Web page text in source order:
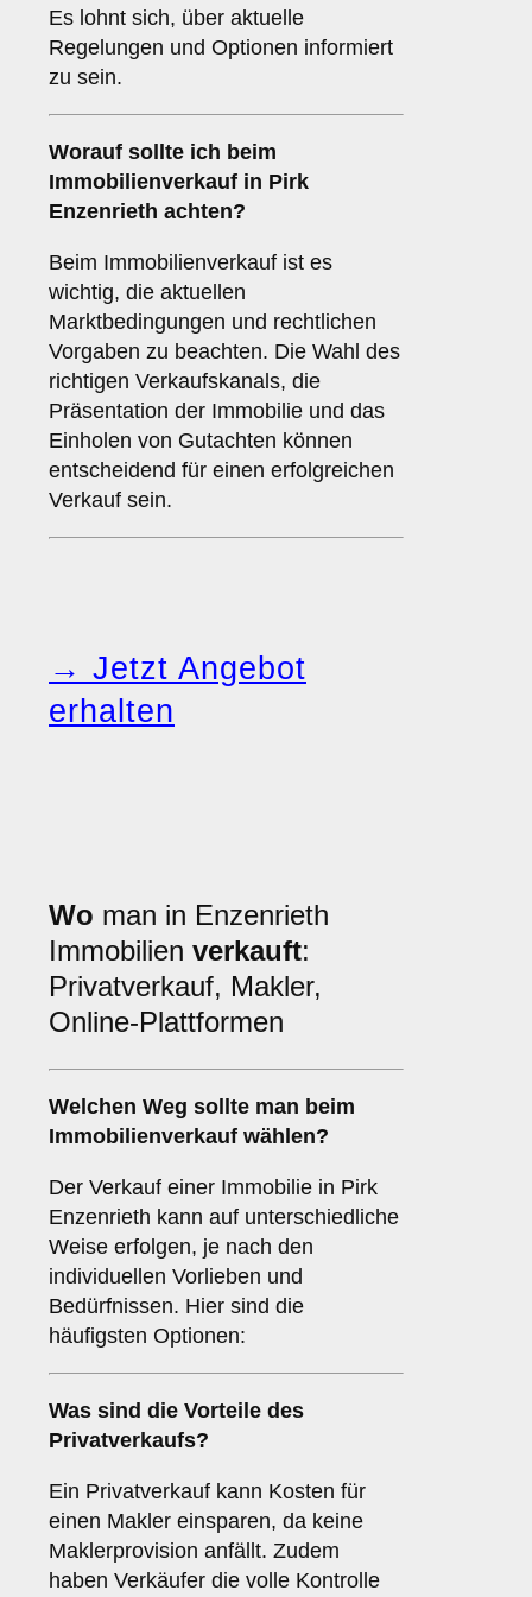
Es lohnt sich, über aktuelle
Regelungen und Optionen informiert
zu sein.
Worauf sollte ich beim
Immobilienverkauf in Pirk
Enzenrieth achten?
Beim Immobilienverkauf ist es
wichtig, die aktuellen
Marktbedingungen und rechtlichen
Vorgaben zu beachten. Die Wahl des
richtigen Verkaufskanals, die
Präsentation der Immobilie und das
Einholen von Gutachten können
entscheidend für einen erfolgreichen
Verkauf sein.
→ Jetzt Angebot
erhalten
Wo man in Enzenrieth
Immobilien verkauft:
Privatverkauf, Makler,
Online-Plattformen
Welchen Weg sollte man beim
Immobilienverkauf wählen?
Der Verkauf einer Immobilie in Pirk
Enzenrieth kann auf unterschiedliche
Weise erfolgen, je nach den
individuellen Vorlieben und
Bedürfnissen. Hier sind die
häufigsten Optionen:
Was sind die Vorteile des
Privatverkaufs?
Ein Privatverkauf kann Kosten für
einen Makler einsparen, da keine
Maklerprovision anfällt. Zudem
haben Verkäufer die volle Kontrolle